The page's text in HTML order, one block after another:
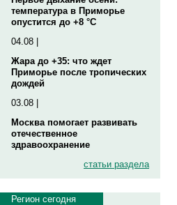
температура в Приморье
опустится до +8 °C
04.08 |
Жара до +35: что ждет
Приморье после тропических
дождей
03.08 |
Москва помогает развивать
отечественное
здравоохранение
статьи раздела
Регион сегодня